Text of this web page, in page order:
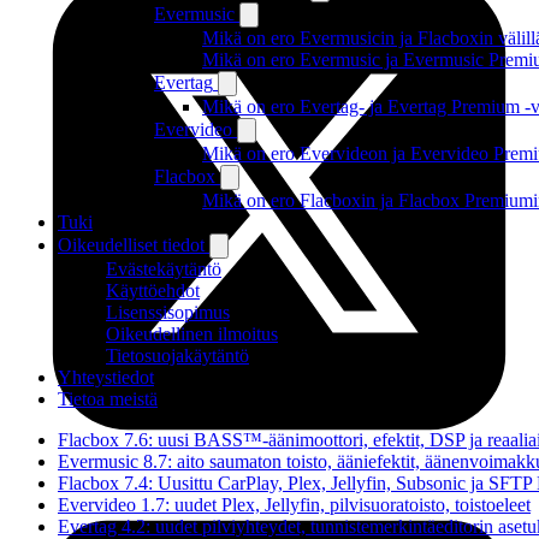
Evermusic
Mikä on ero Evermusicin ja Flacboxin
Mikä on ero Evermusic ja Evermusic
Evertag
Mikä on ero Evertag- ja Evertag Premium -
Evervideo
Mikä on ero Evervideon ja Evervideo
Flacbox
Mikä on ero Flacboxin ja Flacbox
Tuki
Oikeudelliset tiedot
Evästekäytäntö
Käyttöehdot
Lisenssisopimus
Oikeudellinen ilmoitus
Tietosuojakäytäntö
Yhteystiedot
Tietoa meistä
Flacbox 7.6: uusi BASS™-äänimoottori, efektit, DSP ja
Evermusic 8.7: aito saumaton toisto, ääniefektit,
Flacbox 7.4: Uusittu CarPlay, Plex, Jellyfin, Subsonic ja SFTP
Evervideo 1.7: uudet Plex, Jellyfin, pilvisuoratoisto, toistoeleet
Evertag 4.2: uudet pilviyhteydet, tunnistemerkintäeditorin